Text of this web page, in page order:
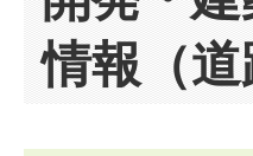
情報（